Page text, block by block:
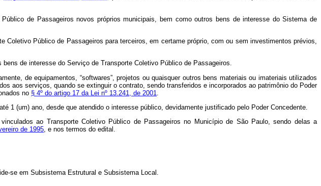
de Passageiros novos próprios municipais, bem como outros bens de interesse do Sistema de
Público de Passageiros para terceiros, em certame próprio, com ou sem investimentos prévios,
de interesse do Serviço de Transporte Coletivo Público de Passageiros.
de equipamentos, “softwares”, projetos ou quaisquer outros bens materiais ou imateriais utilizados
aos serviços, quando se extinguir o contrato, sendo transferidos e incorporados ao patrimônio do Poder
no § 4º do artigo 17 da Lei nº 13.241, de 2001
1 (um) ano, desde que atendido o interesse público, devidamente justificado pelo Poder Concedente.
ao Transporte Coletivo Público de Passageiros no Município de São Paulo, sendo delas a
de 1995, e nos termos do edital.
se em Subsistema Estrutural e Subsistema Local.